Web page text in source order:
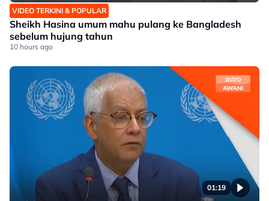
VIDEO TERKINI & POPULAR
Sheikh Hasina umum mahu pulang ke Bangladesh
sebelum hujung tahun
10 hours ago
01:19